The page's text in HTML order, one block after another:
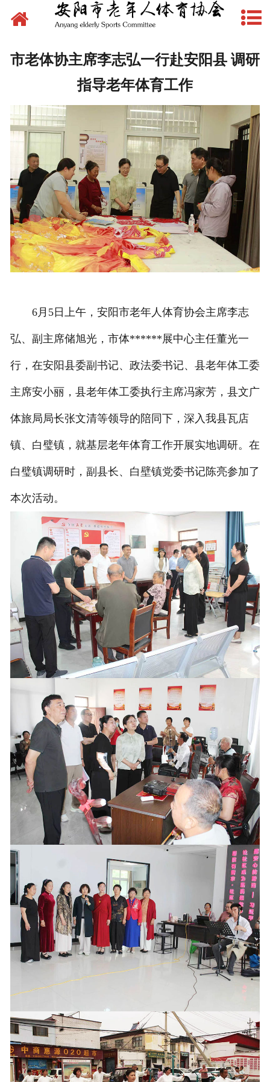
网站首页
文件下载
制度管理
组织建设
场地建设
赛事活动
先锋典型
市老体协主席李志弘一行赴安阳县 调研
指导老年体育工作
6月5日上午，安阳市老年人体育协会主席李志
弘、副主席储旭光，市体******展中心主任董光一
行，在安阳县委副书记、政法委书记、县老年体工委
主席安小丽，县老年体工委执行主席冯家芳，县文广
体旅局局长张文清等领导的陪同下，深入我县瓦店
镇、白璧镇，就基层老年体育工作开展实地调研。在
白璧镇调研时，副县长、白壁镇党委书记陈亮参加了
本次活动。